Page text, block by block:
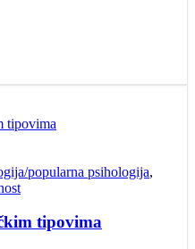
popularna psihologija,
tipovima